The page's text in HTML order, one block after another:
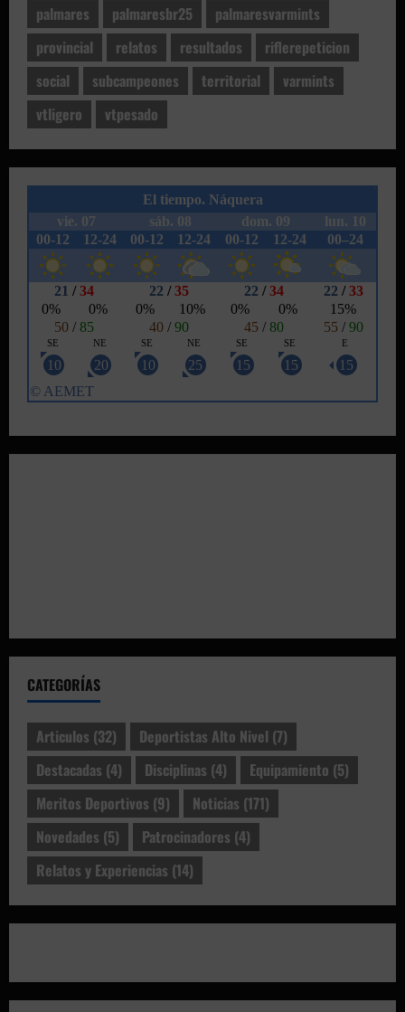
palmares
palmaresbr25
palmaresvarmints
provincial
relatos resultados
riflerepeticion
social
subcampeones territorial
varmints
vtligero
vtpesado
CATEGORÍAS
Articulos (32) Deportistas Alto Nivel (7)
Destacadas (4) Disciplinas (4) Equipamiento (5)
Meritos Deportivos (9) Noticias (171)
Novedades (5) Patrocinadores (4)
Relatos y Experiencias (14)